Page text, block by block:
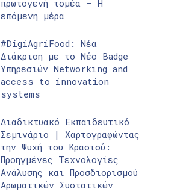
πρωτογενή τομέα – Η
επόμενη μέρα
#DigiAgriFood: Νέα
Διάκριση με το Νέο Badge
Υπηρεσιών Networking and
access to innovation
systems
Διαδικτυακό Εκπαιδευτικό
Σεμινάριο | Χαρτογραφώντας
την Ψυχή του Κρασιού:
Προηγμένες Τεχνολογίες
Ανάλυσης και Προσδιορισμού
Αρωματικών Συστατικών